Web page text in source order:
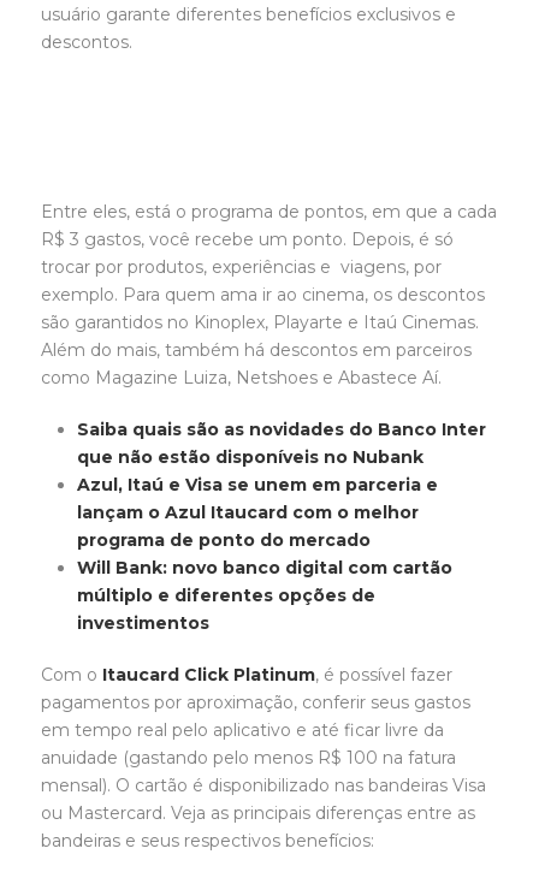
usuário garante diferentes benefícios exclusivos e
descontos.
Entre eles, está o programa de pontos, em que a cada
R$ 3 gastos, você recebe um ponto. Depois, é só
trocar por produtos, experiências e viagens, por
exemplo. Para quem ama ir ao cinema, os descontos
são garantidos no Kinoplex, Playarte e Itaú Cinemas.
Além do mais, também há descontos em parceiros
como Magazine Luiza, Netshoes e Abastece Aí.
Saiba quais são as novidades do Banco Inter
que não estão disponíveis no Nubank
Azul, Itaú e Visa se unem em parceria e
lançam o Azul Itaucard com o melhor
programa de ponto do mercado
Will Bank: novo banco digital com cartão
múltiplo e diferentes opções de
investimentos
Com o Itaucard Click Platinum, é possível fazer
pagamentos por aproximação, conferir seus gastos
em tempo real pelo aplicativo e até ficar livre da
anuidade (gastando pelo menos R$ 100 na fatura
mensal). O cartão é disponibilizado nas bandeiras Visa
ou Mastercard. Veja as principais diferenças entre as
bandeiras e seus respectivos benefícios: